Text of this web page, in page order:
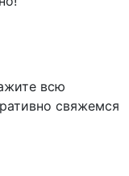
всю
свяжемся